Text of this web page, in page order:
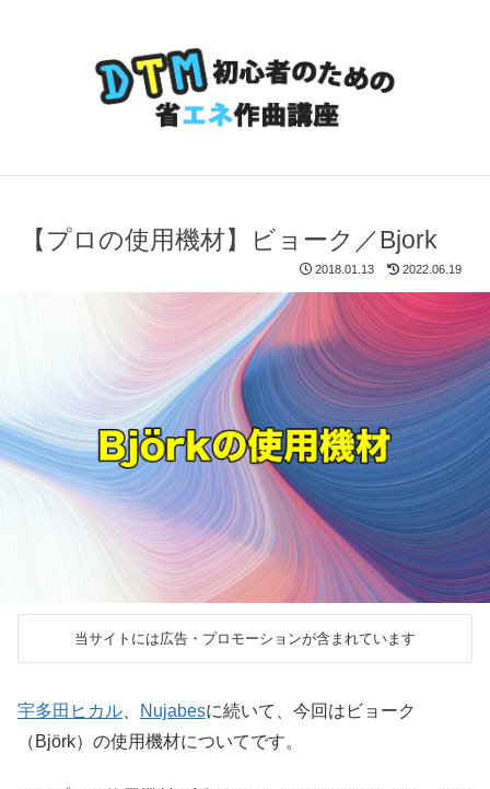
【プロの使用機材】ビョーク／Bjork
2018.01.13 2022.06.19
当サイトには広告・プロモーションが含まれています
宇多田ヒカル Nujabesに続いて、今回はビョーク
（Björk）の使用機材についてです。